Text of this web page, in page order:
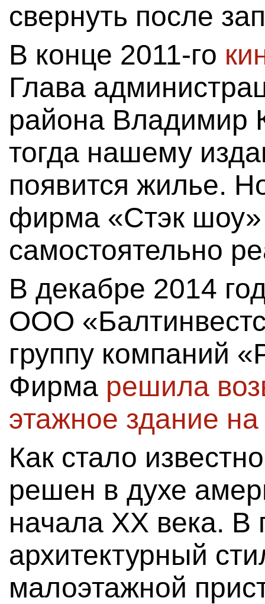
свернуть после
В конце 2011-го
Глава
района Владимир
тогда нашему
появится жилье.
фирма «Стэк шоу»
самостоятельно
В декабре 2014
ООО
группу компаний
Фирма решила
этажное здание
Как стало
решен в духе
начала XX века. В
архитектурный
малоэтажной